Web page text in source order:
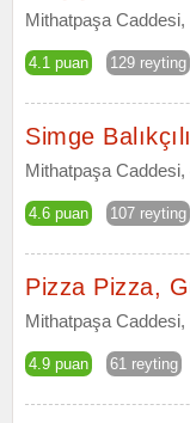
Mithatpaşa
4.1 puan 129 reyting
Simge
Mithatpaşa
4.6 puan 107 reyting
Pizza Pizza,
Mithatpaşa
4.9 puan 61 reyting